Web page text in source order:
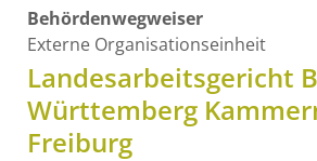
Behördenwegweiser
Externe Organisationseinheit
Landesarbeitsgericht
Württemberg
Freiburg